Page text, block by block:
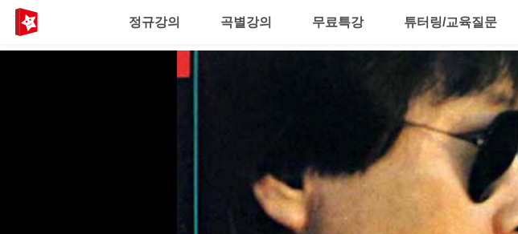
정규강의 곡별강의 무료특강 튜터링/교육질문